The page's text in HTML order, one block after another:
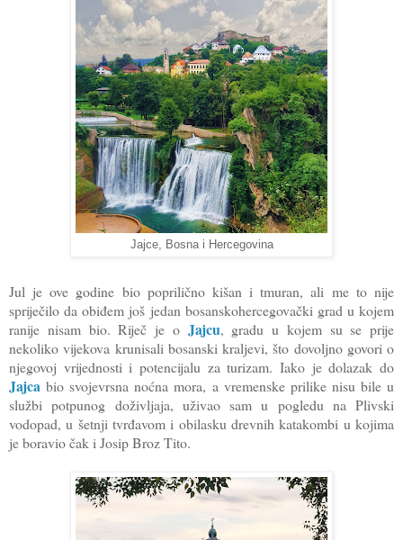
Jajce, Bosna i Hercegovina
Jul je ove godine bio poprilično kišan i tmuran, ali me to nije
spriječilo da obiđem još jedan bosanskohercegovački grad u kojem
ranije nisam bio. Riječ je o Jajcu, gradu u kojem su se prije
nekoliko vijekova krunisali bosanski kraljevi, što dovoljno govori o
njegovoj vrijednosti i potencijalu za turizam. Iako je dolazak do
Jajca bio svojevrsna noćna mora, a vremenske prilike nisu bile u
službi potpunog doživljaja, uživao sam u pogledu na Plivski
vodopad, u šetnji tvrđavom i obilasku drevnih katakombi u kojima
je boravio čak i Josip Broz Tito.